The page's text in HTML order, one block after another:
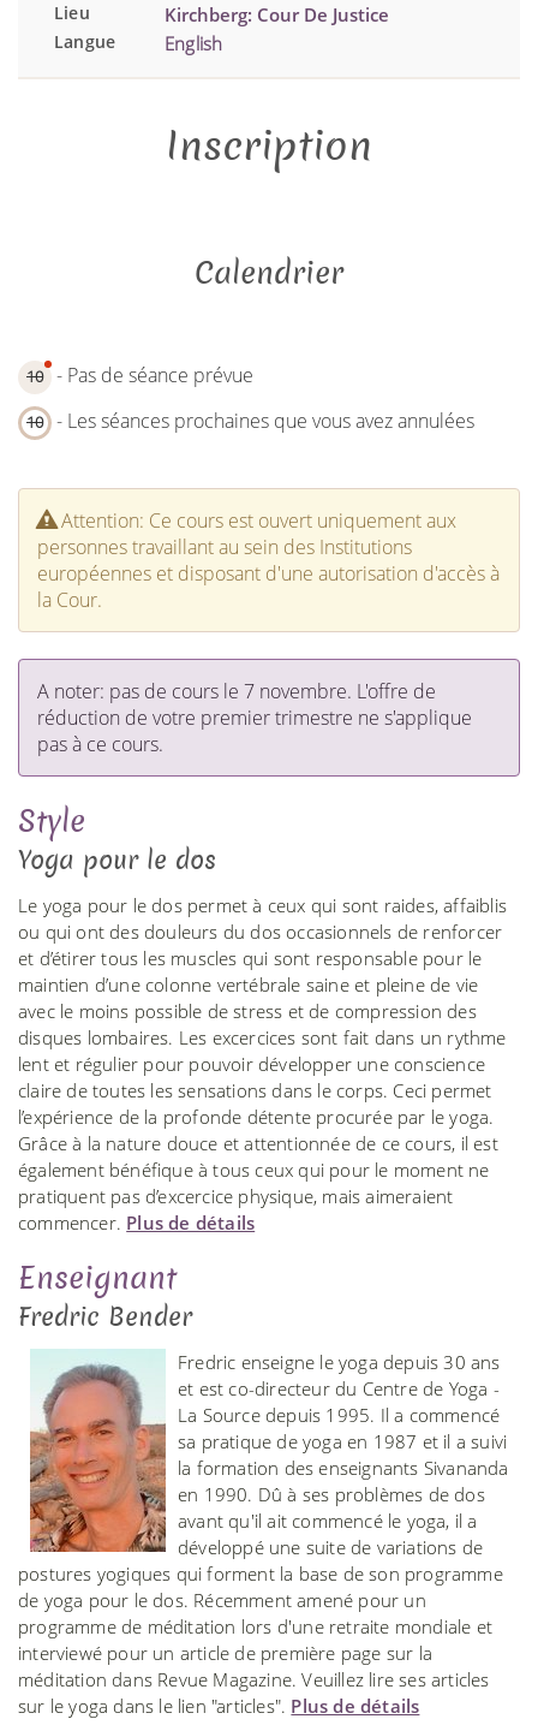
Lieu Kirchberg: Cour De Justice
Langue English
Inscription
Calendrier
10 - Pas de séance prévue
10 - Les séances prochaines que vous avez annulées
Attention: Ce cours est ouvert uniquement aux
personnes travaillant au sein des Institutions
européennes et disposant d'une autorisation d'accès à
la Cour.
A noter: pas de cours le 7 novembre. L'offre de
réduction de votre premier trimestre ne s'applique
pas à ce cours.
Style
Yoga pour le dos
Le yoga pour le dos permet à ceux qui sont raides, affaiblis
ou qui ont des douleurs du dos occasionnels de renforcer
et d’étirer tous les muscles qui sont responsable pour le
maintien d’une colonne vertébrale saine et pleine de vie
avec le moins possible de stress et de compression des
disques lombaires. Les excercices sont fait dans un rythme
lent et régulier pour pouvoir développer une conscience
claire de toutes les sensations dans le corps. Ceci permet
l’expérience de la profonde détente procurée par le yoga.
Grâce à la nature douce et attentionnée de ce cours, il est
également bénéfique à tous ceux qui pour le moment ne
pratiquent pas d’excercice physique, mais aimeraient
commencer. Plus de détails
Enseignant
Fredric Bender
Fredric enseigne le yoga depuis 30 ans
et est co-directeur du Centre de Yoga -
La Source depuis 1995. Il a commencé
sa pratique de yoga en 1987 et il a suivi
la formation des enseignants Sivananda
en 1990. Dû à ses problèmes de dos
avant qu'il ait commencé le yoga, il a
développé une suite de variations de
postures yogiques qui forment la base de son programme
de yoga pour le dos. Récemment amené pour un
programme de méditation lors d'une retraite mondiale et
interviewé pour un article de première page sur la
méditation dans Revue Magazine. Veuillez lire ses articles
sur le yoga dans le lien "articles". Plus de détails